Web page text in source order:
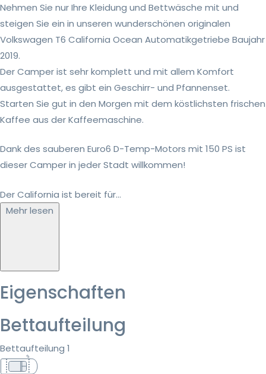
Nehmen Sie nur Ihre Kleidung und Bettwäsche mit und
steigen Sie ein in unseren wunderschönen originalen
Volkswagen T6 California Ocean Automatikgetriebe Baujahr
2019.
Der Camper ist sehr komplett und mit allem Komfort
ausgestattet, es gibt ein Geschirr- und Pfannenset.
Starten Sie gut in den Morgen mit dem köstlichsten frischen
Kaffee aus der Kaffeemaschine.
Dank des sauberen Euro6 D-Temp-Motors mit 150 PS ist
dieser Camper in jeder Stadt willkommen!
Der California ist bereit für...
Mehr lesen
Eigenschaften
Bettaufteilung
Bettaufteilung 1